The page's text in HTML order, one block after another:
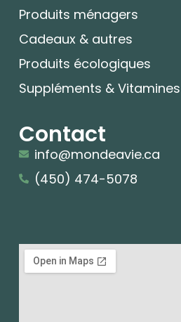
Produits ménagers
Cadeaux & autres
Produits écologiques
Suppléments & Vitamines
Contact
info@mondeavie.ca
(450) 474-5078